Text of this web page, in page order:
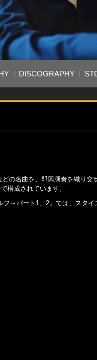
DISCOGRAPHY
の名曲を、即興演奏を織り交
構成されています。
～パート1、2」では、スタイ